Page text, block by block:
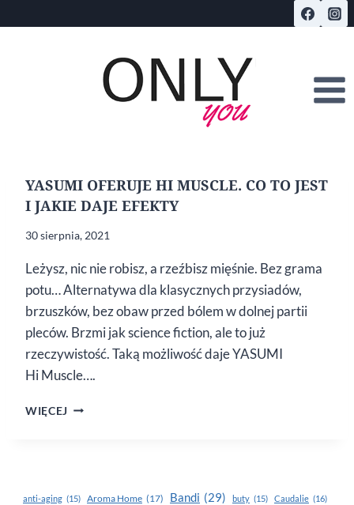
do
YASUMI OFERUJE HI MUSCLE. CO TO JEST
I JAKIE DAJE EFEKTY
30 sierpnia, 2021
Leżysz, nic nie robisz, a rzeźbisz mięśnie. Bez grama
potu… Alternatywa dla klasycznych przysiadów,
brzuszków, bez obaw przed bólem w dolnej partii
pleców. Brzmi jak science fiction, ale to już
rzeczywistość. Taką możliwość daje YASUMI
Hi Muscle….
WIĘCEJ YASUMI
anti-aging (15) Aroma Home (17) Bandi (29) buty (15) Caudalie (16)